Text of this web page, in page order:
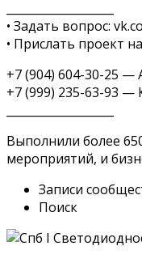
• Задать вопрос:
• Прислать проект
+7 (904) 604-30-25 —
+7 (999) 235-63-93 —
Выполнили более
мероприятий, и
Записи
Поиск